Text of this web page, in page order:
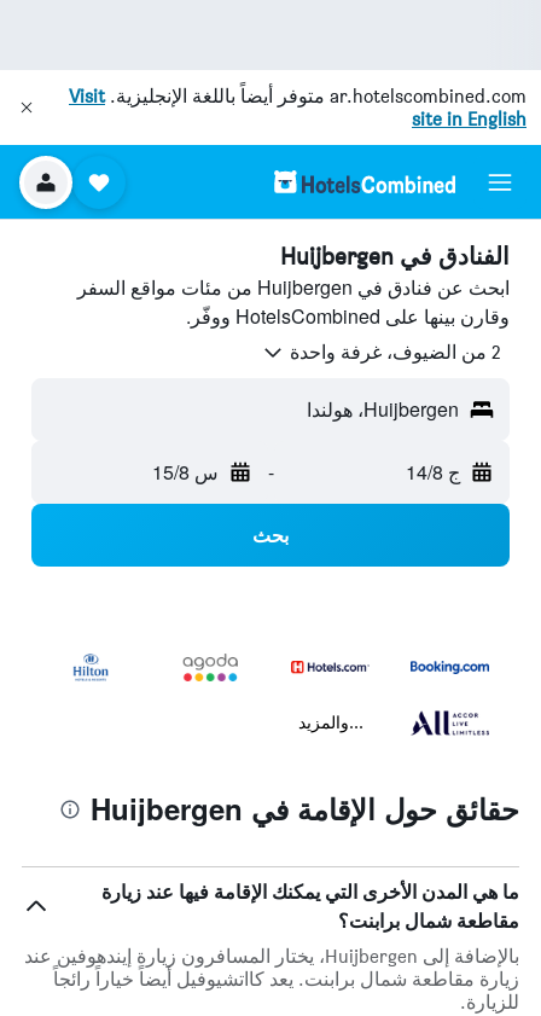
ar.hotelscombined.com متوفر أيضاً باللغة الإنجليزية.Visit
site in English
الفنادق في Huijbergen
ابحث عن فنادق في Huijbergen من مئات مواقع السفر
وقارن بينها على HotelsCombined ووفّر.
2 من الضيوف، غرفة واحدة
Huijbergen، هولندا
ج 14/8 - س 15/8
بحث
...والمزيد
حقائق حول الإقامة في Huijbergen
ما هي المدن الأخرى التي يمكنك الإقامة فيها عند زيارة
مقاطعة شمال برابنت؟
بالإضافة إلى Huijbergen، يختار المسافرون زيارة إيندهوفين عند
زيارة مقاطعة شمال برابنت. يعد كااتشيوفيل أيضاً خياراً رائجاً
للزيارة.